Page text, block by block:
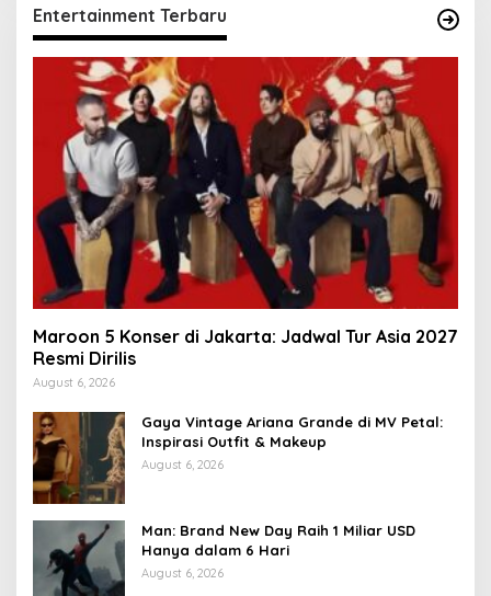
Entertainment Terbaru
Maroon 5 Konser di Jakarta: Jadwal Tur Asia 2027
Resmi Dirilis
August 6, 2026
Gaya Vintage Ariana Grande di MV Petal:
Inspirasi Outfit & Makeup
August 6, 2026
Man: Brand New Day Raih 1 Miliar USD
Hanya dalam 6 Hari
August 6, 2026